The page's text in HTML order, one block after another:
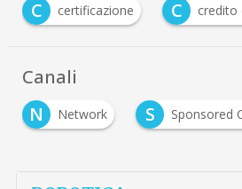
C certificazione C credito
Canali
N
Network S Sponsored